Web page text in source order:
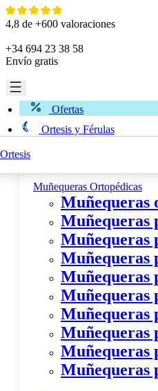
Ir
al
4,8 de +600 valoraciones
+34 694 23 38 58
Envío gratis
Ofertas
Ortesis y Férulas
Ortesis
Muñequeras Ortopédicas
Muñequeras
Muñequeras
Muñequeras
Muñequeras
Muñequeras
Muñequeras
Muñequeras
Muñequeras
Muñequeras
Muñequeras